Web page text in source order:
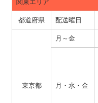
関東エリア
都道府県 配送曜日
東京都
月～金
月・水・金